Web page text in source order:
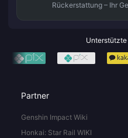
Rückerstattung – Ihr
Partner
Genshin Impact Wiki
Honkai: Star Rail WIKI